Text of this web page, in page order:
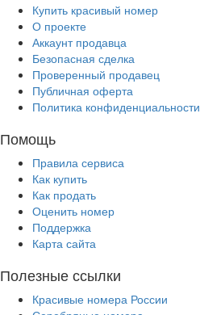
Купить красивый номер
О проекте
Аккаунт продавца
Безопасная сделка
Проверенный продавец
Публичная оферта
Политика конфиденциальности
Помощь
Правила сервиса
Как купить
Как продать
Оценить номер
Поддержка
Карта сайта
Полезные ссылки
Красивые номера России